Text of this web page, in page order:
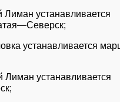
устанавливается
устанавливается
устанавливается